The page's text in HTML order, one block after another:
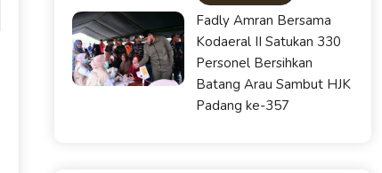
Fadly Amran Bersama
Kodaeral II Satukan 330
Personel Bersihkan
Batang Arau Sambut HJK
Padang ke-357